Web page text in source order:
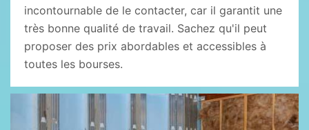
incontournable de le contacter, car il garantit une
très bonne qualité de travail. Sachez qu'il peut
proposer des prix abordables et accessibles à
toutes les bourses.